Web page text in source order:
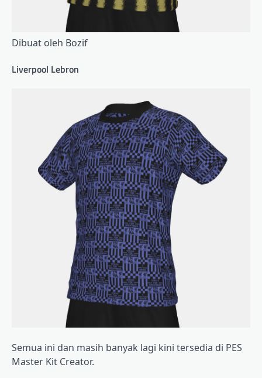
Dibuat oleh Bozif
Liverpool Lebron
Semua ini dan masih banyak lagi kini tersedia di PES
Master Kit Creator.